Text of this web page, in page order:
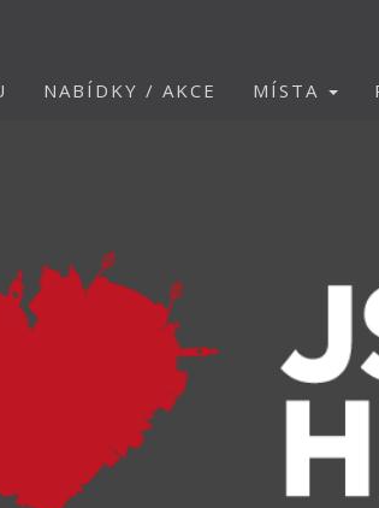
NABÍDKY / AKCE MÍSTA